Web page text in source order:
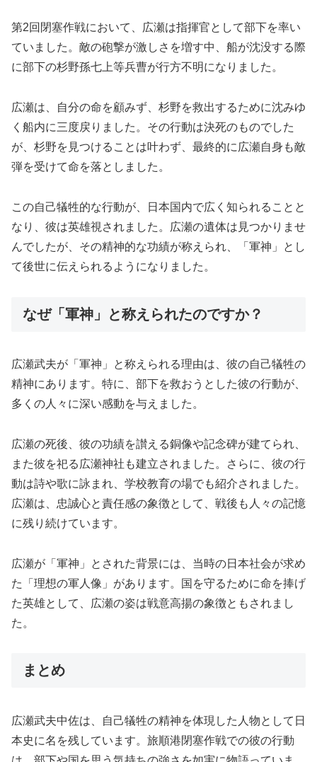
第2回閉塞作戦において、広瀬は指揮官として部下を率い
ていました。敵の砲撃が激しさを増す中、船が沈没する際
に部下の杉野孫七上等兵曹が行方不明になりました。
広瀬は、自分の命を顧みず、杉野を救出するために沈みゆ
く船内に三度戻りました。その行動は決死のものでした
が、杉野を見つけることは叶わず、最終的に広瀬自身も敵
弾を受けて命を落としました。
この自己犠牲的な行動が、日本国内で広く知られることと
なり、彼は英雄視されました。広瀬の遺体は見つかりませ
んでしたが、その精神的な功績が称えられ、「軍神」とし
て後世に伝えられるようになりました。
なぜ「軍神」と称えられたのですか？
広瀬武夫が「軍神」と称えられる理由は、彼の自己犠牲の
精神にあります。特に、部下を救おうとした彼の行動が、
多くの人々に深い感動を与えました。
広瀬の死後、彼の功績を讃える銅像や記念碑が建てられ、
また彼を祀る広瀬神社も建立されました。さらに、彼の行
動は詩や歌に詠まれ、学校教育の場でも紹介されました。
広瀬は、忠誠心と責任感の象徴として、戦後も人々の記憶
に残り続けています。
広瀬が「軍神」とされた背景には、当時の日本社会が求め
た「理想の軍人像」があります。国を守るために命を捧げ
た英雄として、広瀬の姿は戦意高揚の象徴ともされまし
た。
まとめ
広瀬武夫中佐は、自己犠牲の精神を体現した人物として日
本史に名を残しています。旅順港閉塞作戦での彼の行動